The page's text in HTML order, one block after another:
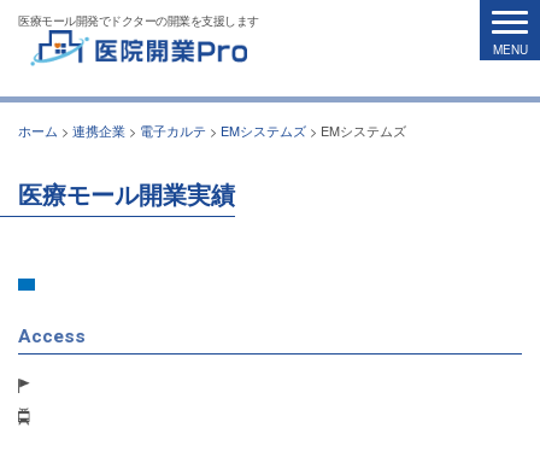
医療モール開発でドクターの開業を支援します
ホーム > 連携企業 > 電子カルテ > EMシステムズ > EMシステムズ
医療モール開業実績
Access